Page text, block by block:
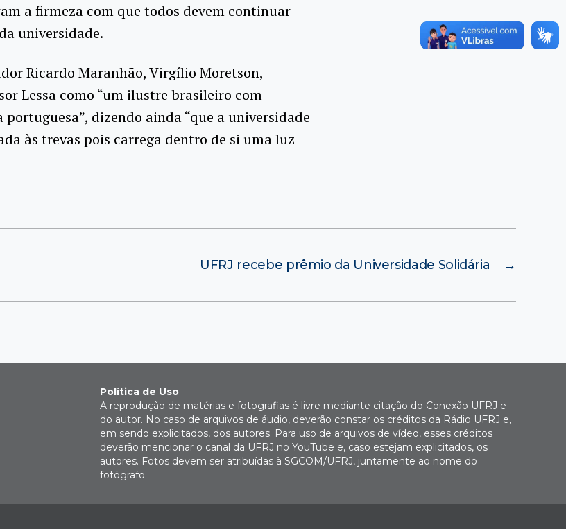
a firmeza com que todos devem continuar
universidade.
Ricardo Maranhão, Virgílio Moretson,
Lessa como “um ilustre brasileiro com
dizendo ainda “que a universidade
às trevas pois carrega dentro de si uma luz
→
UFRJ recebe prêmio da Universidade Solidária
Política de Uso
A reprodução de matérias e fotografias é livre mediante citação do Conexão UFRJ e
do autor. No caso de arquivos de áudio, deverão constar os créditos da Rádio UFRJ e,
em sendo explicitados, dos autores. Para uso de arquivos de vídeo, esses créditos
deverão mencionar o canal da UFRJ no YouTube e, caso estejam explicitados, os
autores. Fotos devem ser atribuídas à SGCOM/UFRJ, juntamente ao nome do
fotógrafo.